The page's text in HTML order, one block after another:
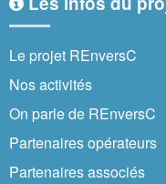
Le projet REnversC
Nos activités
On parle de REnversC
Partenaires opérateurs
Partenaires associés